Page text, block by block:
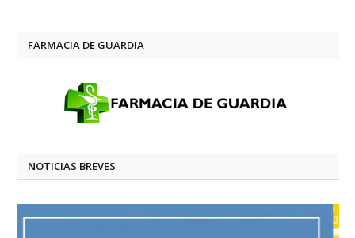
FARMACIA DE GUARDIA
NOTICIAS BREVES